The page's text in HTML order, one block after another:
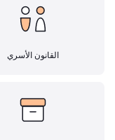
القانون الأسري